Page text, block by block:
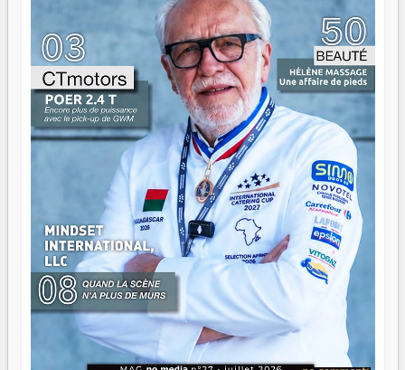
ont la force, les vieux ont l'expérience, comme on dit. Ce
n'est pas un combat de générations — c'est une question
d'équipage. Partagez vos réussites, mais aussi vos échecs.
Surtout vos échecs, d'ailleurs — ils enseignent mieux que
n'importe quel manuel. À Madagascar, la barque avance.
Il faut juste s'assurer que tout le monde rame dans le
même sens.